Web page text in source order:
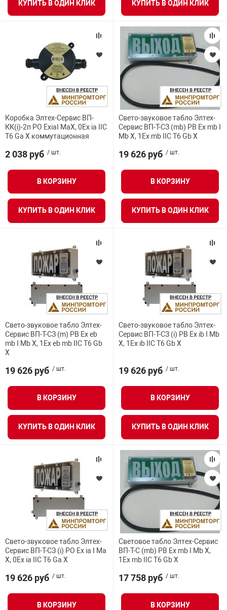
КУПИТЬ В ОДИН КЛИК КУПИТЬ В ОДИН КЛИК
Коробка Элтех-Сервис ВП-
КК(i)-2п PO ExiaI MaX, 0Ex ia IIC
T6 Ga X коммутационная
2 038 руб / шт.
В КОРЗИНУ
КУПИТЬ В ОДИН КЛИК
Свето-звуковое табло Элтех-
Сервис ВП-Т-СЗ (mb) РВ Ex mb I
Mb X, 1Ex mb IIC T6 Gb X
19 626 руб / шт.
В КОРЗИНУ
КУПИТЬ В ОДИН КЛИК
Свето-звуковое табло Элтех-
Сервис ВП-Т-СЗ (m) РВ Ex eb
mb I Mb X, 1Ex eb mb IIC Т6 Gb
X
19 626 руб / шт.
В КОРЗИНУ
КУПИТЬ В ОДИН КЛИК
Свето-звуковое табло Элтех-
Сервис ВП-Т-СЗ (i) РВ Ex ib I Mb
X, 1Ex ib IIC T6 Gb X
19 626 руб / шт.
В КОРЗИНУ
КУПИТЬ В ОДИН КЛИК
Свето-звуковое табло Элтех-
Сервис ВП-Т-СЗ (i) РО Ex ia I Ma
X, 0Ex ia IIC T6 Ga X
19 626 руб / шт.
В КОРЗИНУ
Световое табло Элтех-Сервис
ВП-Т-С (mb) РВ Ex mb I Mb X,
1Ex mb IIC T6 Gb X
17 758 руб / шт.
В КОРЗИНУ